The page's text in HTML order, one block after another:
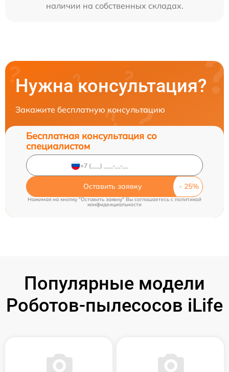
наличии на собственных складах.
Нужна консультация?
Закажите бесплатную консультацию
Бесплатная консультация со
специалистом
Оставить заявку
Нажимая на кнопку "Оставить заявку" Вы соглашаетесь c политикой
конфиденциальности
Популярные модели
Роботов-пылесосов iLife